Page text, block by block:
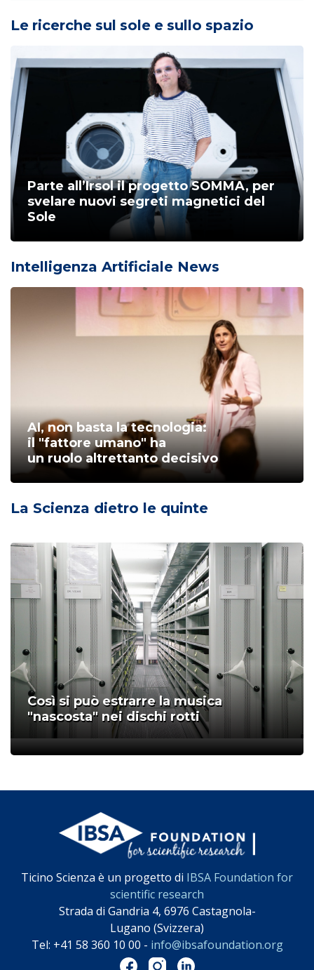
Le ricerche sul sole e sullo spazio
Parte all’Irsol il progetto SOMMA, per
svelare nuovi segreti magnetici del
Sole
Intelligenza Artificiale News
AI, non basta la tecnologia:
il "fattore umano" ha
un ruolo altrettanto decisivo
La Scienza dietro le quinte
Così si può estrarre la musica
"nascosta" nei dischi rotti
Ticino Scienza è un progetto di IBSA Foundation for
scientific research
Strada di Gandria 4, 6976 Castagnola-
Lugano (Svizzera)
Tel: +41 58 360 10 00 - info@ibsafoundation.org